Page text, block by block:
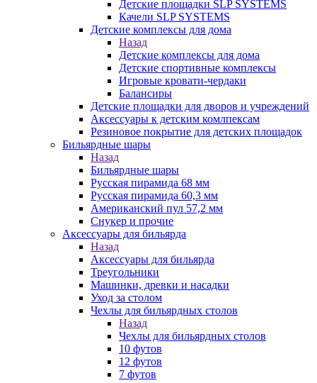
Детские площадки SLP SYSTEMS
Качели SLP SYSTEMS
Детские комплексы для дома
Назад
Детские комплексы для дома
Детские спортивные комплексы
Игровые кровати-чердаки
Балансиры
Детские площадки для дворов и учреждений
Аксессуары к детским комлпексам
Резиновое покрытие для детских площадок
Бильярдные шары
Назад
Бильярдные шары
Русская пирамида 68 мм
Русская пирамида 60,3 мм
Американский пул 57,2 мм
Снукер и прочие
Аксессуары для бильярда
Назад
Аксессуары для бильярда
Треугольники
Машинки, древки и насадки
Уход за столом
Чехлы для бильярдных столов
Назад
Чехлы для бильярдных столов
10 футов
12 футов
7 футов